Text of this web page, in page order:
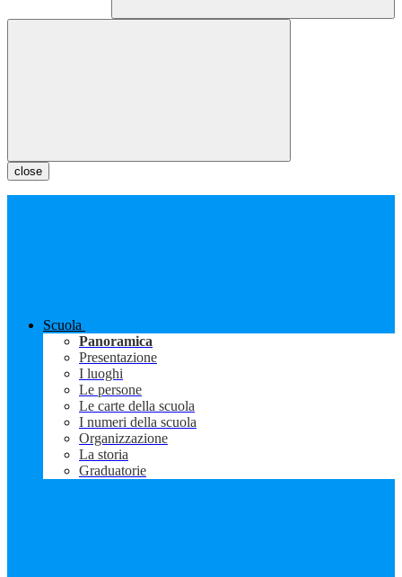
close
Scuola
Panoramica
Presentazione
I luoghi
Le persone
Le carte della scuola
I numeri della scuola
Organizzazione
La storia
Graduatorie